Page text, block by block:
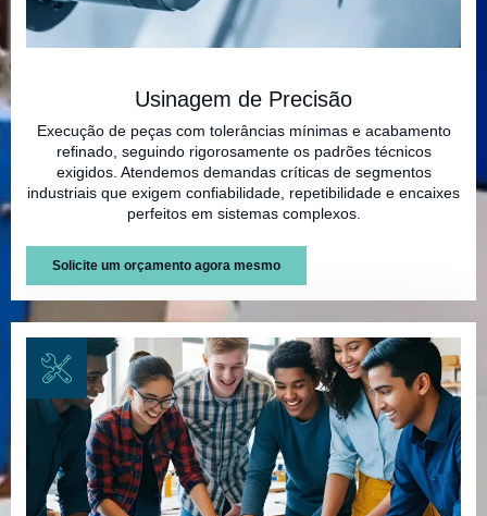
Usinagem de Precisão
Execução de peças com tolerâncias mínimas e acabamento
refinado, seguindo rigorosamente os padrões técnicos
exigidos. Atendemos demandas críticas de segmentos
industriais que exigem confiabilidade, repetibilidade e encaixes
perfeitos em sistemas complexos.
Solicite um orçamento agora mesmo